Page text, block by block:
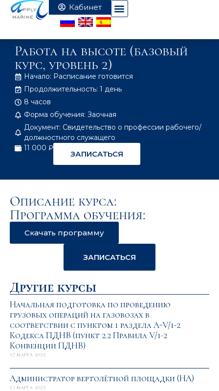
Работа на высоте (базовый
курс, уровень 2)
Начало: Расписание готовится
Продолжительность: 1 день
8 часов
Форма обучения: Заочная
Документ: Свидетельство о профессии рабочего/
должностного служащего
11 000 ₽
ЗАПИСАТЬСЯ
Описание курса:
Программа обучения:
Скачать программу
ЗАПИСАТЬСЯ
Другие курсы
Начальная подготовка по проведению
грузовых операций на газовозах в
соответствии с пунктом 1 раздела A-V/1-2
Кодекса ПДНВ (пункт 2.2 Правила V/1-2
Конвенции ПДНВ)
17 марта 2025
Администратор вертолётной площадки (HA)
17 марта 2025